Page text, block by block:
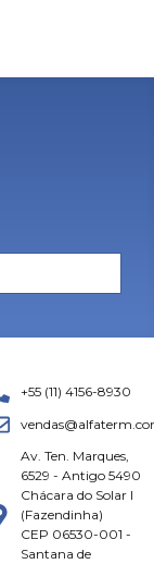
+55 (11) 4156-8930
Av. Ten. Marques,
6529 - Antigo 5490
Chácara do Solar I
(Fazendinha)
CEP 06530-001 -
Santana de